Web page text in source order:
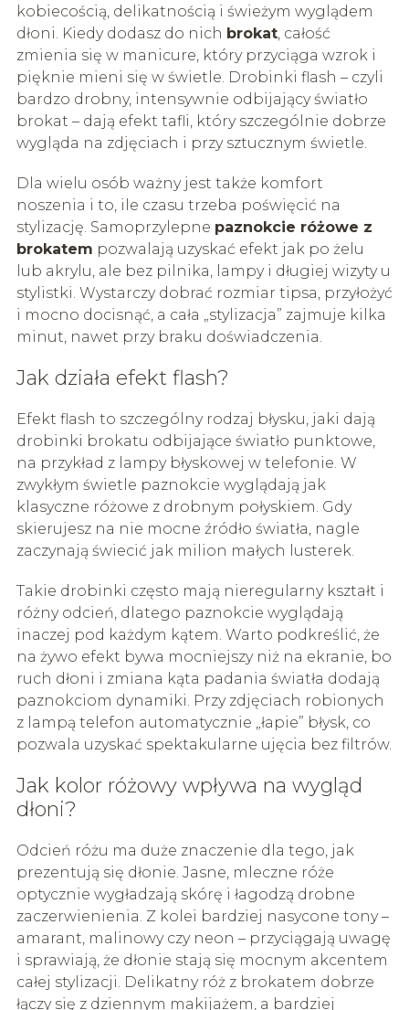
kobiecością, delikatnością i świeżym wyglądem
dłoni. Kiedy dodasz do nich brokat, całość
zmienia się w manicure, który przyciąga wzrok i
pięknie mieni się w świetle. Drobinki flash – czyli
bardzo drobny, intensywnie odbijający światło
brokat – dają efekt tafli, który szczególnie dobrze
wygląda na zdjęciach i przy sztucznym świetle.
Dla wielu osób ważny jest także komfort
noszenia i to, ile czasu trzeba poświęcić na
stylizację. Samoprzylepne paznokcie różowe z
brokatem pozwalają uzyskać efekt jak po żelu
lub akrylu, ale bez pilnika, lampy i długiej wizyty u
stylistki. Wystarczy dobrać rozmiar tipsa, przyłożyć
i mocno docisnąć, a cała „stylizacja” zajmuje kilka
minut, nawet przy braku doświadczenia.
Jak działa efekt flash?
Efekt flash to szczególny rodzaj błysku, jaki dają
drobinki brokatu odbijające światło punktowe,
na przykład z lampy błyskowej w telefonie. W
zwykłym świetle paznokcie wyglądają jak
klasyczne różowe z drobnym połyskiem. Gdy
skierujesz na nie mocne źródło światła, nagle
zaczynają świecić jak milion małych lusterek.
Takie drobinki często mają nieregularny kształt i
różny odcień, dlatego paznokcie wyglądają
inaczej pod każdym kątem. Warto podkreślić, że
na żywo efekt bywa mocniejszy niż na ekranie, bo
ruch dłoni i zmiana kąta padania światła dodają
paznokciom dynamiki. Przy zdjęciach robionych
z lampą telefon automatycznie „łapie” błysk, co
pozwala uzyskać spektakularne ujęcia bez filtrów.
Jak kolor różowy wpływa na wygląd
dłoni?
Odcień różu ma duże znaczenie dla tego, jak
prezentują się dłonie. Jasne, mleczne róże
optycznie wygładzają skórę i łagodzą drobne
zaczerwienienia. Z kolei bardziej nasycone tony –
amarant, malinowy czy neon – przyciągają uwagę
i sprawiają, że dłonie stają się mocnym akcentem
całej stylizacji. Delikatny róż z brokatem dobrze
łączy się z dziennym makijażem, a bardziej